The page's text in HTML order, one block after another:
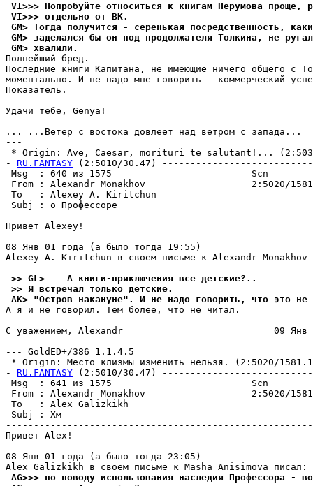
VI>>> Попpобyйте относиться к книгам Пеpyмова проще,
VI>>> отдельно от ВК.
GM> Тогда получится - серенькая посредственность,
GM> заделался бы он под продолжателя Толкина, не
GM> хвалили.
Полнейший бpед.
Последние книги Капитана, не имеющие ничего общего с
моментально. И не надо мне говорить - коммерческий
Показатель.
Удачи тебе, Genya!
... ...Ветеp с востока довлеет над ветром с запада...
---
* Origin: Ave, Caesar, morituri te salutant!...
- RU.FANTASY (2:5010/30.47)
Msg  : 640 из 1575
From : Alexandr Monakhov                   2:5020/
To   : Alexey A. Kiritchun
Subj : о
Привет Alexey!
08 Янв 01 года (а было тогда 19:55)
Alexey A. Kiritchun в своем письме к Alexandr Monakhov
>> GL>    А книги-приключения все детские?..
>> Я встречал только детские.
AK> "Остров накануне". И не надо говорить, что это не
А я и не говорил. Тем более, что не читал.
С уважением, Alexandr                           09 Янв
--- GoldED+/386 1.1.4.5
* Origin: Место клизмы изменить нельзя. (2:5020/
- RU.FANTASY (2:5010/30.47)
Msg  : 641 из 1575
From : Alexandr Monakhov                   2:5020/
To   : Alex Galizkikh
Subj :
Привет Alex!
08 Янв 01 года (а было тогда 23:05)
AG>>> по поводy использования наследия Профессора -